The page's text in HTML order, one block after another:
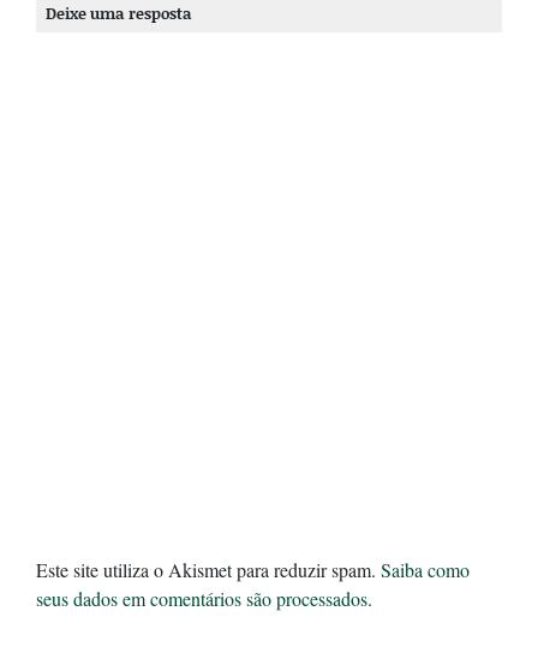
Deixe uma resposta
Este site utiliza o Akismet para reduzir spam. Saiba como
seus dados em comentários são processados.